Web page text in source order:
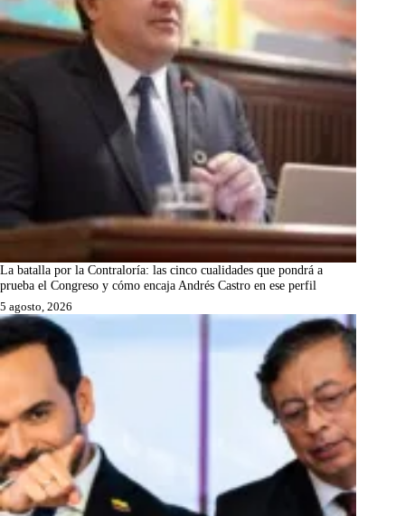
La batalla por la Contraloría: las cinco cualidades que pondrá a
prueba el Congreso y cómo encaja Andrés Castro en ese perfil
5 agosto, 2026